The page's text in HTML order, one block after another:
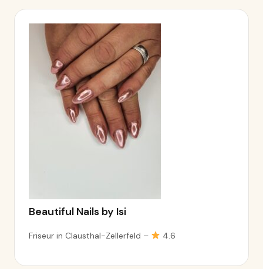
Beautiful Nails by Isi
Friseur in Clausthal-Zellerfeld – 4.6